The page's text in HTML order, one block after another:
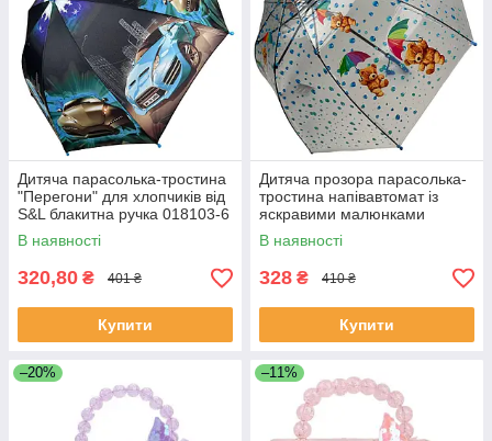
Дитяча парасолька-тростина
"Перегони" для хлопчиків від
S&L блакитна ручка 018103-6
В наявності
320,80 ₴ 401 ₴
Купити
Дитяча прозора парасолька-
тростина напівавтомат із
яскравими малюнками
ведмедиків від Rain Proof із
синьою ручкою 0272-3
В наявності
328 ₴ 410 ₴
Купити
–20% –11%